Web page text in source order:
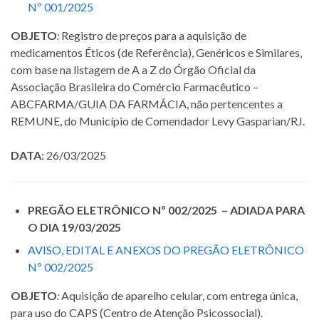
Nº 001/2025
OBJETO: Registro de preços para a aquisição de
medicamentos Éticos (de Referência), Genéricos e Similares,
com base na listagem de A a Z do Órgão Oficial da
Associação Brasileira do Comércio Farmacêutico –
ABCFARMA/GUIA DA FARMÁCIA, não pertencentes a
REMUNE, do Município de Comendador Levy Gasparian/RJ.
DATA: 26/03/2025
PREGÃO ELETRÔNICO Nº 002/2025 – ADIADA PARA
O DIA 19/03/2025
AVISO, EDITAL E ANEXOS DO PREGÃO ELETRÔNICO
Nº 002/2025
OBJETO: Aquisição de aparelho celular, com entrega única,
para uso do CAPS (Centro de Atenção Psicossocial).